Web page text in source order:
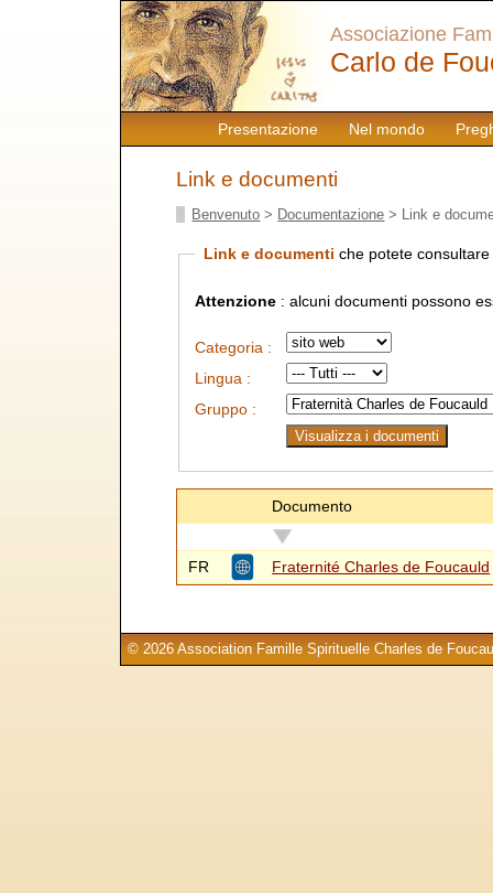
Presentazione Nel mondo
Associazione
Carlo de
Link e documenti
Benvenuto > Documentazione > Link e
Link e documenti che potete
Attenzione : alcuni documenti possono
Categoria :
Lingua :
Gruppo :
Documento
FR Fraternité Charles de Foucauld
© 2026 Association Famille Spirituelle Charles de